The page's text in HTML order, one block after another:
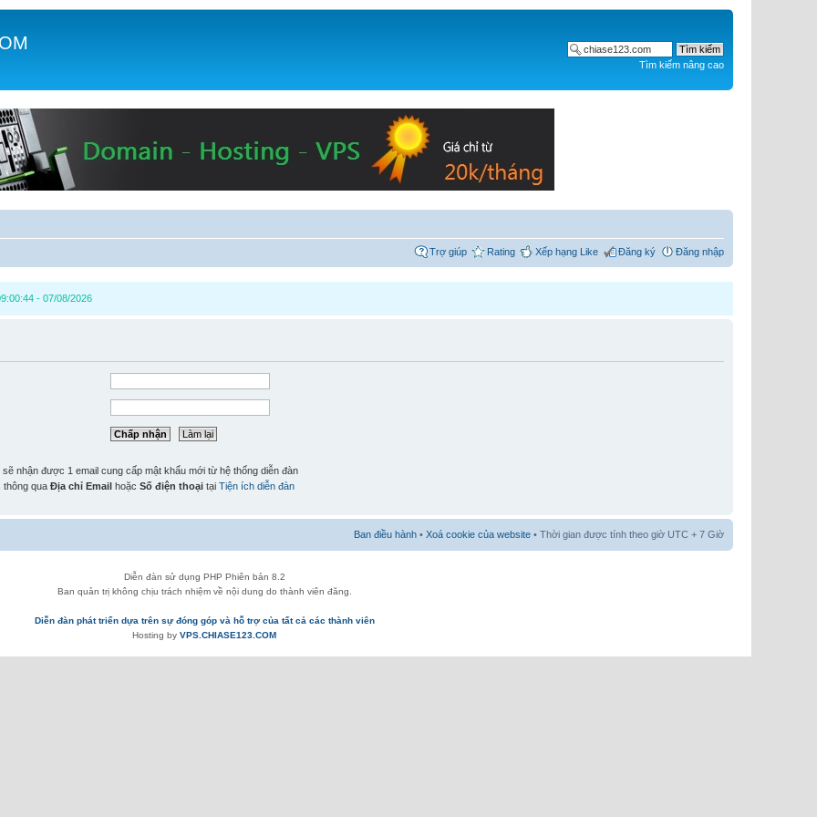
Tìm kiếm nâng cao
Trợ giúp Rating Xếp hạng Like Đăng ký Đăng nhập
- 07/08/2026
nhận được 1 email cung cấp mật khẩu mới từ hệ thống diễn đàn
thông qua Địa chỉ Email hoặc Số điện thoại tại Tiện ích diễn đàn
Ban điều hành • Xoá cookie của website • Thời gian được tính theo giờ UTC + 7 Giờ
Diễn đàn sử dụng PHP Phiên bản 8.2
Ban quản trị không chịu trách nhiệm về nội dung do thành viên đăng.
Diễn đàn phát triển dựa trên sự đóng góp và hỗ trợ của tất cả các thành viên
Hosting by VPS.CHIASE123.COM